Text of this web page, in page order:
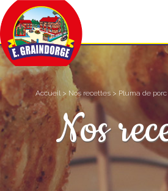
Accueil> Nos recettes> Pluma de
Nos